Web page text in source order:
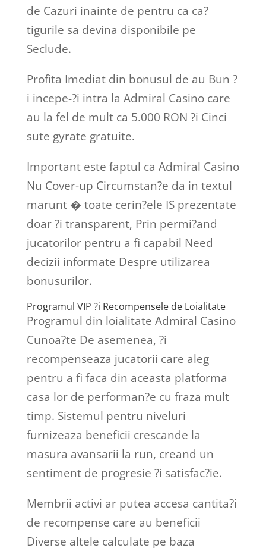
de Cazuri inainte de pentru ca ca?
tigurile sa devina disponibile pe
Seclude.
Profita Imediat din bonusul de au Bun ?
i incepe-?i intra la Admiral Casino care
au la fel de mult ca 5.000 RON ?i Cinci
sute gyrate gratuite.
Important este faptul ca Admiral Casino
Nu Cover-up Circumstan?e da in textul
marunt � toate cerin?ele IS prezentate
doar ?i transparent, Prin permi?and
jucatorilor pentru a fi capabil Need
decizii informate Despre utilizarea
bonusurilor.
Programul VIP ?i Recompensele de Loialitate
Programul din loialitate Admiral Casino
Cunoa?te De asemenea, ?i
recompenseaza jucatorii care aleg
pentru a fi faca din aceasta platforma
casa lor de performan?e cu fraza mult
timp. Sistemul pentru niveluri
furnizeaza beneficii crescande la
masura avansarii la run, creand un
sentiment de progresie ?i satisfac?ie.
Membrii activi ar putea accesa cantita?i
de recompense care au beneficii
Diverse altele calculate pe baza